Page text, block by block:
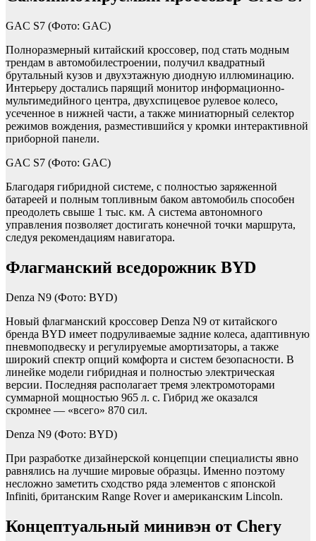
GAC S7 (Фото: GAC)
Полноразмерный китайский кроссовер, под стать модным
трендам в автомобилестроении, получил квадратный
брутальный кузов и двухэтажную диодную иллюминацию.
Интерьеру достались парящий монитор информационно-
мультимедийного центра, двухспицевое рулевое колесо,
усеченное в нижней части, а также миниатюрный селектор
режимов вождения, разместившийся у кромки интерактивной
приборной панели.
GAC S7 (Фото: GAC)
Благодаря гибридной системе, с полностью заряженной
батареей и полным топливным баком автомобиль способен
преодолеть свыше 1 тыс. км. А система автономного
управления позволяет достигать конечной точки маршрута,
следуя рекомендациям навигатора.
Флагманский вседорожник BYD
Denza N9 (Фото: BYD)
Новый флагманский кроссовер Denza N9 от китайского
бренда BYD имеет подруливаемые задние колеса, адаптивную
пневмоподвеску и регулируемые амортизаторы, а также
широкий спектр опций комфорта и систем безопасности. В
линейке модели гибридная и полностью электрическая
версии. Последняя располагает тремя электромоторами
суммарной мощностью 965 л. с. Гибрид же оказался
скромнее — «всего» 870 сил.
Denza N9 (Фото: BYD)
При разработке дизайнерской концепции специалисты явно
равнялись на лучшие мировые образцы. Именно поэтому
несложно заметить сходство ряда элементов с японской
Infiniti, британским Range Rover и американским Lincoln.
Концептуальный минивэн от Chery